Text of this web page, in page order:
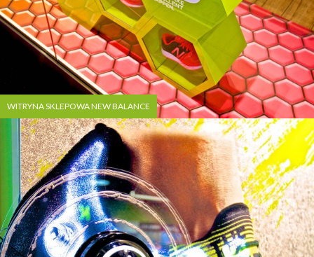
WITRYNA SKLEPOWA NEW BALANCE